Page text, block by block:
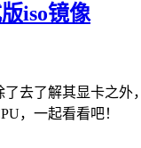
iso镜像
了解其显卡之外
，一起看看吧！